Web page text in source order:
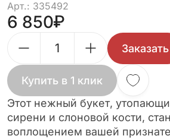
Арт.: 335492
6 850
Заказать
Купить в 1 клик
Этот нежный букет,
сирени и слоновой кости,
воплощением вашей